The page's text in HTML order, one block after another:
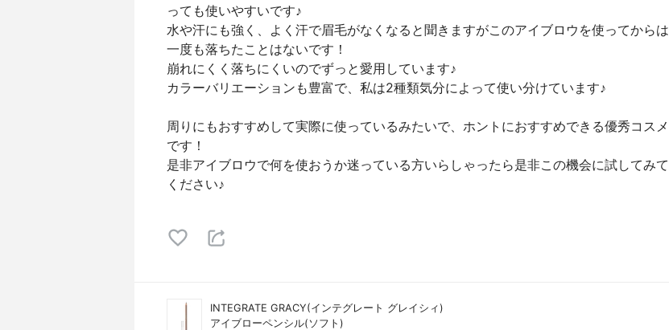
っても使いやすいです♪
水や汗にも強く、よく汗で眉毛がなくなると聞きますがこのアイブロウを使ってからは
一度も落ちたことはないです！
崩れにくく落ちにくいのでずっと愛用しています♪
カラーバリエーションも豊富で、私は2種類気分によって使い分けています♪
周りにもおすすめして実際に使っているみたいで、ホントにおすすめできる優秀コスメ
です！
是非アイブロウで何を使おうか迷っている方いらしゃったら是非この機会に試してみて
ください♪
INTEGRATE GRACY(インテグレート グレイシィ)
アイブローペンシル(​ソフト)